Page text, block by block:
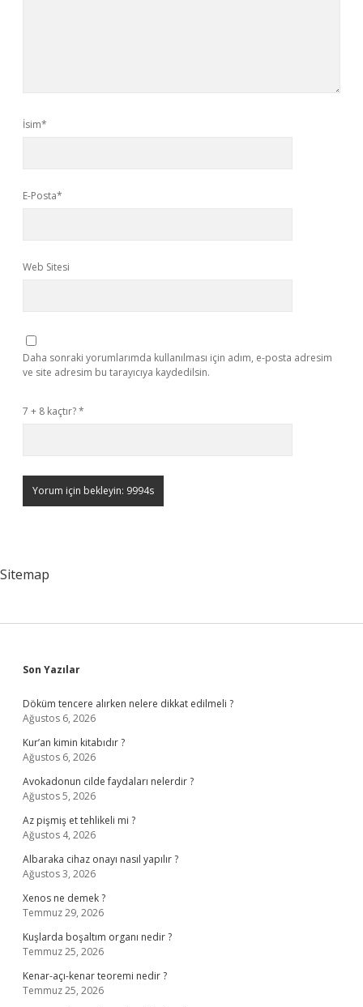
İsim*
E-Posta*
Web Sitesi
Daha sonraki yorumlarımda kullanılması için adım, e-posta adresim
ve site adresim bu tarayıcıya kaydedilsin.
7 + 8 kaçtır?*
Sitemap
Sidebar
Son Yazılar
Döküm tencere alırken nelere dikkat edilmeli ?
Ağustos 6, 2026
Kur’an kimin kitabıdır ?
Ağustos 6, 2026
Avokadonun cilde faydaları nelerdir ?
Ağustos 5, 2026
Az pişmiş et tehlikeli mi ?
Ağustos 4, 2026
Albaraka cihaz onayı nasıl yapılır ?
Ağustos 3, 2026
Xenos ne demek ?
Temmuz 29, 2026
Kuşlarda boşaltım organı nedir ?
Temmuz 25, 2026
Kenar-açı-kenar teoremi nedir ?
Temmuz 25, 2026